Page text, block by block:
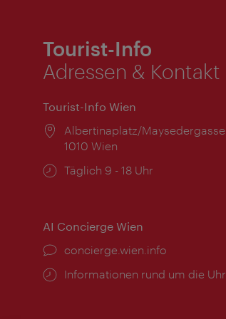
Tourist-Info
Adressen & Kontakt
Tourist-Info Wien
Ort:
Albertinaplatz/Maysedergasse
1010 Wien
Öffnungszeiten:
Täglich 9 - 18 Uhr
AI Concierge Wien
Ort:
concierge.wien.info
Öffnungszeiten:
Informationen rund um die Uhr